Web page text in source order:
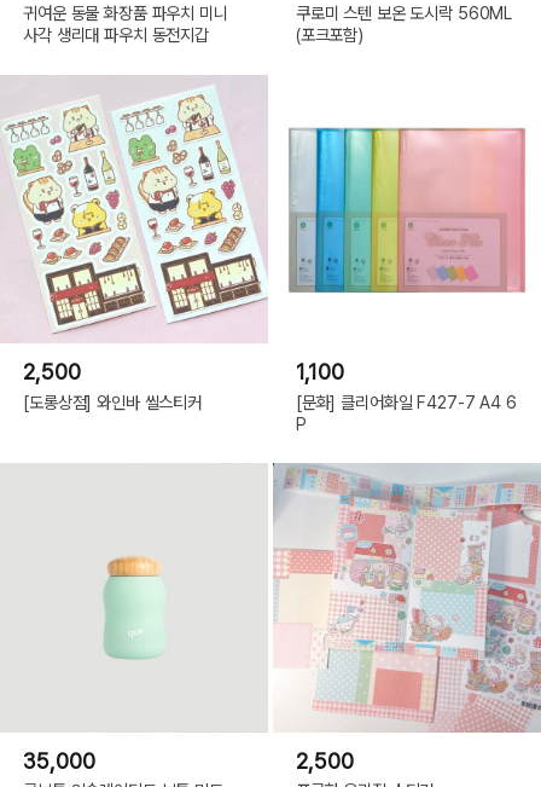
귀여운 동물 화장품 파우치 미니
사각 생리대 파우치 동전지갑
쿠로미 스텐 보온 도시락 560ML
(포크포함)
2,500
[도롱상점] 와인바 씰스티커
1,100
[문화] 클리어화일 F427-7 A4 6
P
35,000 2,500